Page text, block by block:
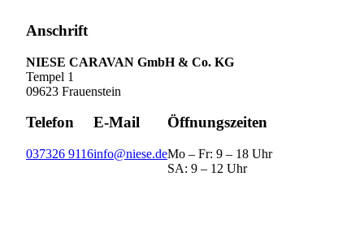
Anschrift
NIESE CARAVAN GmbH & Co. KG
Tempel 1
09623 Frauenstein
Telefon
037326 9116
E-Mail
info@niese.de
Öffnungszeiten
Mo – Fr: 9 – 18 Uhr
SA: 9 – 12 Uhr